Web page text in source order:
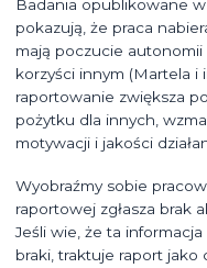
Badania opublikowane
pokazują, że praca
mają poczucie autonomii
korzyści innym (Martela i
raportowanie zwiększa
pożytku dla innych,
motywacji i jakości
Wyobraźmy sobie
raportowej zgłasza brak
Jeśli wie, że ta
braki, traktuje raport jako